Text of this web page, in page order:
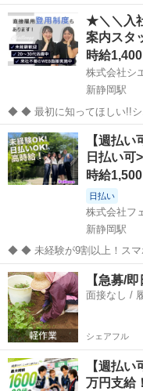
う!! みんな知っているドコモ
という方でも安心。 みんな
週5で安定×し...
静岡 新静岡
★＼＼入
案内スタ
時給1,400
新静岡駅
◆ ◆ 最初に知ってほしい!!シエロの特長♪ 幅広くお仕事を紹介してい
る当社！ 専任のコーディネ
てお仕事探しに丁寧に向き合います！ ＼入社祝い金
い制度あり♪／ 高...
静岡 静岡市 新静岡
【週払
日払い可
時給1,500
日払い
新静岡駅
◆ ◆ 未経験が9割以上！スマホの販売接客は難しくない!(^^)! 「携帯販
売はハードルが高そう・・
大半を占めるお仕事なんで
ωﾟ)ﾉ 来...
静岡 静岡市 新静岡
【急募/
面接なし /
シェアフル
【週払
万円支給